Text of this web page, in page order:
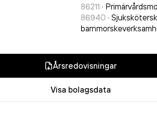
86211 ·
86940 ·
Årsredovisningar
Visa bolagsdata